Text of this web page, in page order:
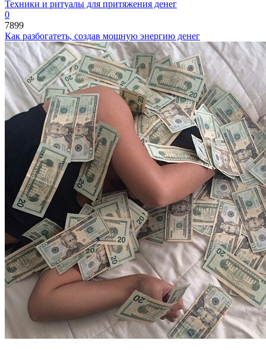
Техники и ритуалы для притяжения денег
0
7899
Как разбогатеть, создав мощную энергию денег